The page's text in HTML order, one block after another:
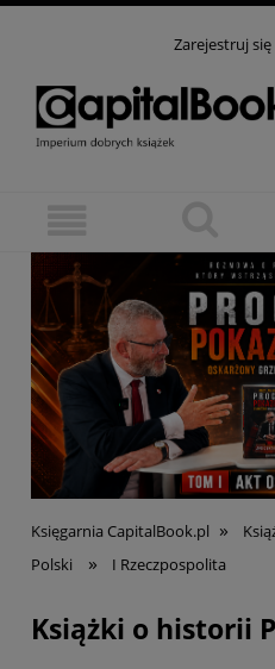
Zarejestruj się
Księgarnia CapitalBook.pl »
Polski
» I Rzeczpospolita
Książki o historii